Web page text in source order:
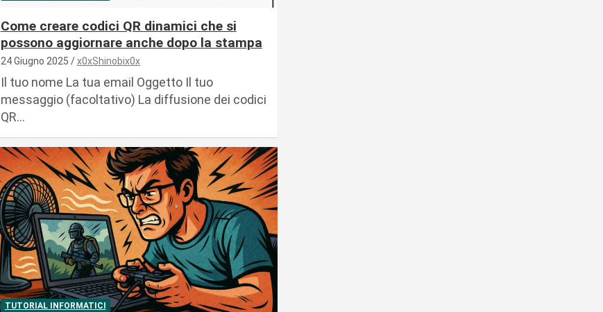
Come creare codici QR dinamici che si
possono aggiornare anche dopo la stampa
24 Giugno 2025 x0xShinobix0x
Il tuo nome La tua email Oggetto Il tuo
messaggio (facoltativo) La diffusione dei codici
QR…
TUTORIAL INFORMATICI